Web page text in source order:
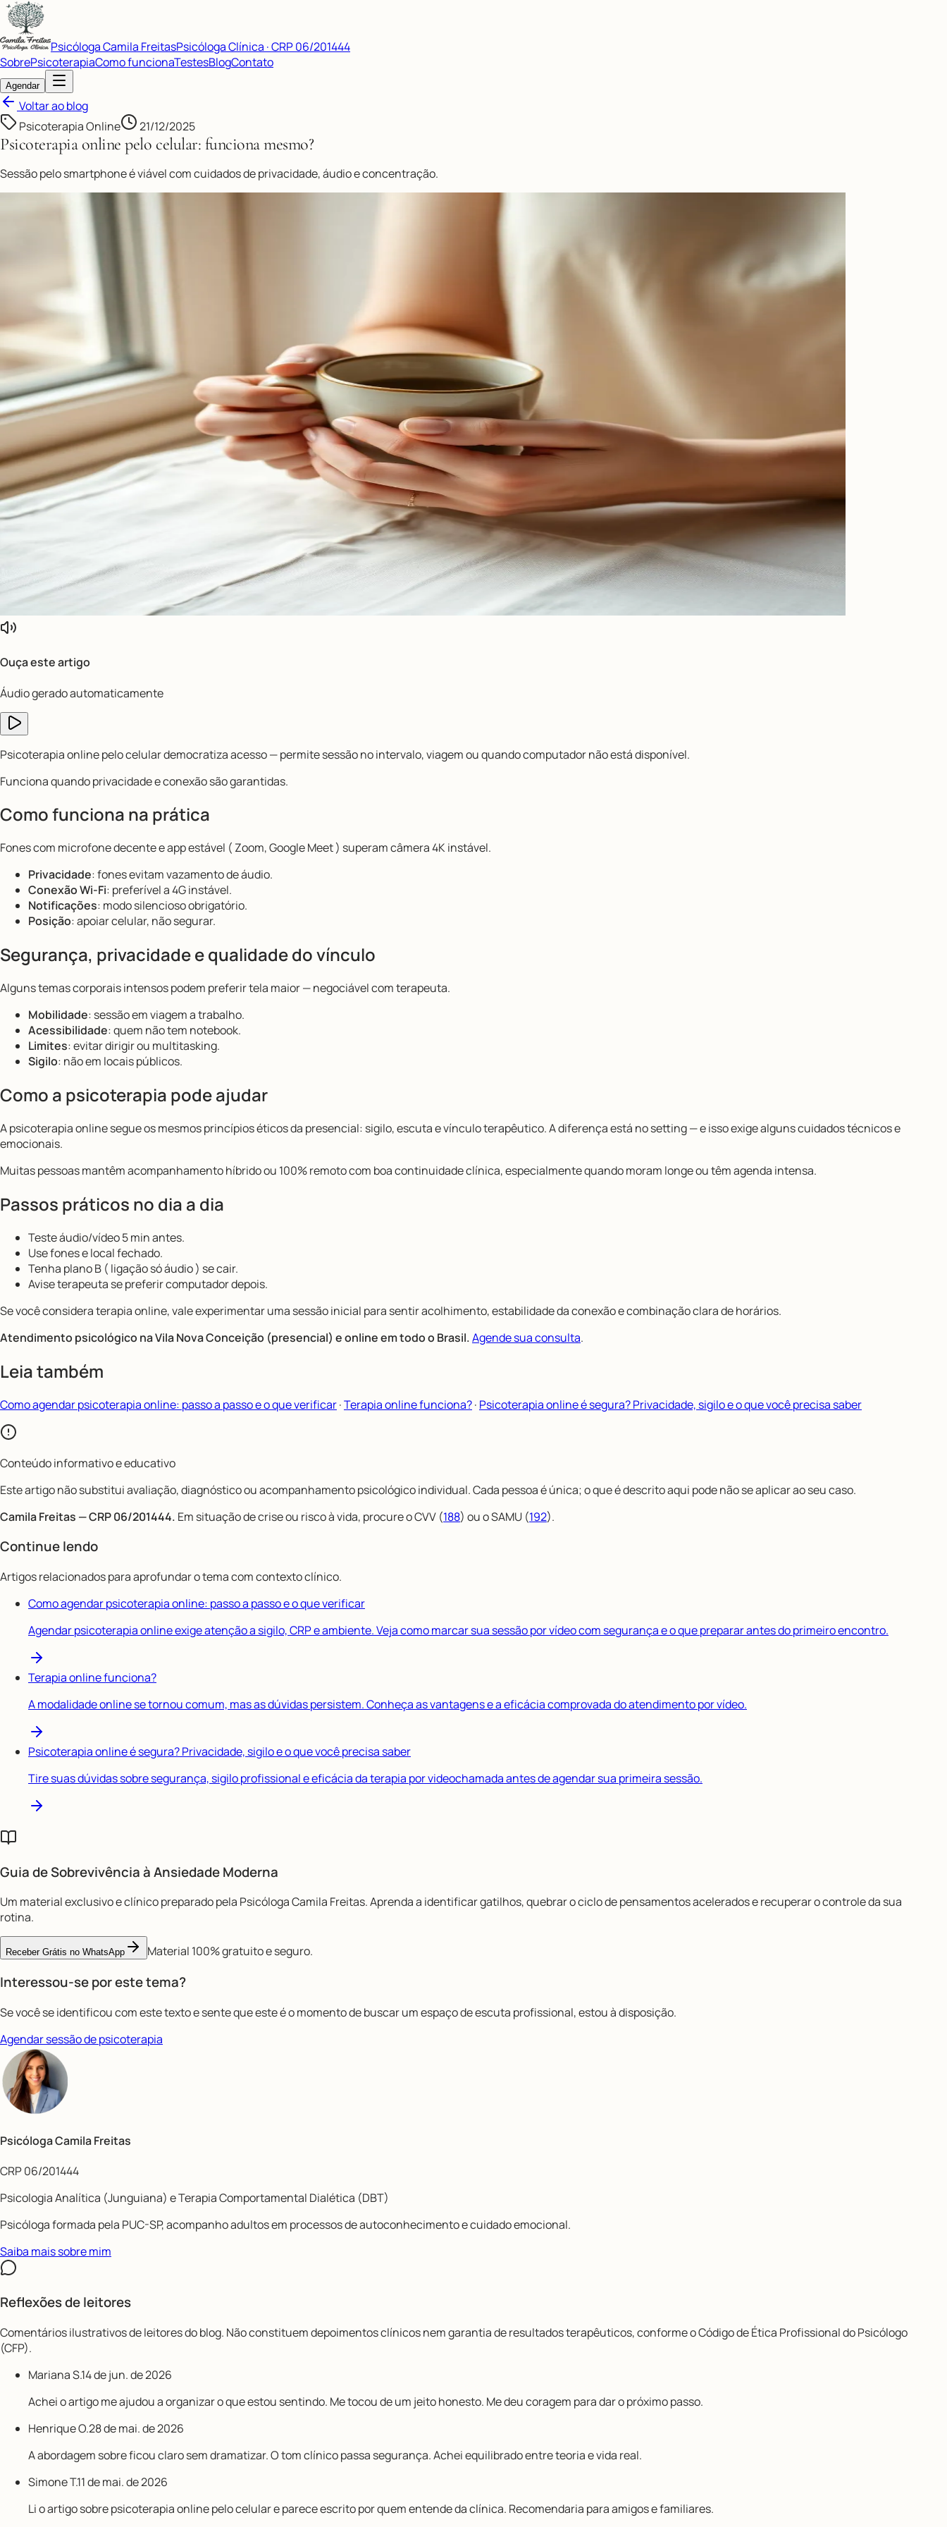
Psicóloga Camila FreitasPsicóloga Clínica · CRP 06/201444
SobrePsicoterapiaComo funcionaTestesBlogContato
Agendar
Voltar ao blog
Psicoterapia Online
21/12/2025
Psicoterapia online pelo celular: funciona mesmo?
Sessão pelo smartphone é viável com cuidados de privacidade, áudio e concentração.
Ouça este artigo
Áudio gerado automaticamente
Psicoterapia online pelo celular democratiza acesso — permite sessão no intervalo, viagem ou quando computador não está disponível.
Funciona quando privacidade e conexão são garantidas.
Como funciona na prática
Fones com microfone decente e app estável ( Zoom, Google Meet ) superam câmera 4K instável.
Privacidade: fones evitam vazamento de áudio.
Conexão Wi-Fi: preferível a 4G instável.
Notificações: modo silencioso obrigatório.
Posição: apoiar celular, não segurar.
Segurança, privacidade e qualidade do vínculo
Alguns temas corporais intensos podem preferir tela maior — negociável com terapeuta.
Mobilidade: sessão em viagem a trabalho.
Acessibilidade: quem não tem notebook.
Limites: evitar dirigir ou multitasking.
Sigilo: não em locais públicos.
Como a psicoterapia pode ajudar
A psicoterapia online segue os mesmos princípios éticos da presencial: sigilo, escuta e vínculo terapêutico. A diferença está no setting — e isso exige alguns cuidados técnicos e
emocionais.
Muitas pessoas mantêm acompanhamento híbrido ou 100% remoto com boa continuidade clínica, especialmente quando moram longe ou têm agenda intensa.
Passos práticos no dia a dia
Teste áudio/vídeo 5 min antes.
Use fones e local fechado.
Tenha plano B ( ligação só áudio ) se cair.
Avise terapeuta se preferir computador depois.
Se você considera terapia online, vale experimentar uma sessão inicial para sentir acolhimento, estabilidade da conexão e combinação clara de horários.
Atendimento psicológico na Vila Nova Conceição (presencial) e online em todo o Brasil.Agende sua consulta.
Leia também
Como agendar psicoterapia online: passo a passo e o que verificar·Terapia online funciona?· Psicoterapia online é segura? Privacidade, sigilo e o que você precisa saber
Conteúdo informativo e educativo
Este artigo não substitui avaliação, diagnóstico ou acompanhamento psicológico individual. Cada pessoa é única; o que é descrito aqui pode não se aplicar ao seu caso.
Camila Freitas — CRP 06/201444. Em situação de crise ou risco à vida, procure o CVV (188) ou o SAMU (192).
Continue lendo
Artigos relacionados para aprofundar o tema com contexto clínico.
Como agendar psicoterapia online: passo a passo e o que verificar
Agendar psicoterapia online exige atenção a sigilo, CRP e ambiente. Veja como marcar sua sessão por vídeo com segurança e o que preparar antes do primeiro encontro.
Terapia online funciona?
A modalidade online se tornou comum, mas as dúvidas persistem. Conheça as vantagens e a eficácia comprovada do atendimento por vídeo.
Psicoterapia online é segura? Privacidade, sigilo e o que você precisa saber
Tire suas dúvidas sobre segurança, sigilo profissional e eficácia da terapia por videochamada antes de agendar sua primeira sessão.
Guia de Sobrevivência àAnsiedade Moderna
Um material exclusivo e clínico preparado pela Psicóloga Camila Freitas. Aprenda a identificar gatilhos, quebrar o ciclo de pensamentos acelerados e recuperar o controle da sua
rotina.
Receber Grátis no WhatsApp Material 100% gratuito e seguro.
Interessou-se por este tema?
Se você se identificou com este texto e sente que este é o momento de buscar um espaço de escuta profissional, estou à disposição.
Agendar sessão de psicoterapia
Psicóloga Camila Freitas
CRP 06/201444
Psicologia Analítica (Junguiana) e Terapia Comportamental Dialética (DBT)
Psicóloga formada pela PUC-SP, acompanho adultos em processos de autoconhecimento e cuidado emocional.
Saiba mais sobre mim
Reflexões de leitores
Comentários ilustrativos de leitores do blog. Não constituem depoimentos clínicos nem garantia de resultados terapêuticos, conforme o Código de Ética Profissional do Psicólogo
(CFP).
Mariana S.14 de jun. de 2026
Achei o artigo me ajudou a organizar o que estou sentindo. Me tocou de um jeito honesto. Me deu coragem para dar o próximo passo.
Henrique O.28 de mai. de 2026
A abordagem sobre ficou claro sem dramatizar. O tom clínico passa segurança. Achei equilibrado entre teoria e vida real.
Simone T.11 de mai. de 2026
Li o artigo sobre psicoterapia online pelo celular e parece escrito por quem entende da clínica. Recomendaria para amigos e familiares.